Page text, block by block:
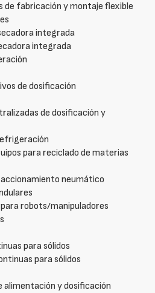
de fabricación y montaje flexible
integrada
integrada
de dosificación
de dosificación y
para reciclado de materias
neumático
robots/manipuladores
para sólidos
para sólidos
alimentación y dosificación